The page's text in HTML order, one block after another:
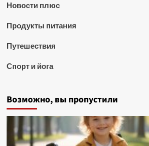
Новости плюс
Продукты питания
Путешествия
Спорт и йога
Возможно, вы пропустили